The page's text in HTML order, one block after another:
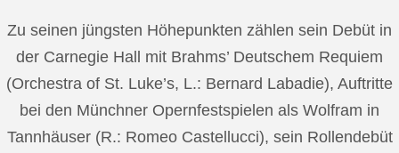
Zu seinen jüngsten Höhepunkten zählen sein Debüt in
der Carnegie Hall mit Brahms’ Deutschem Requiem
(Orchestra of St. Luke’s, L.: Bernard Labadie), Auftritte
bei den Münchner Opernfestspielen als Wolfram in
Tannhäuser (R.: Romeo Castellucci), sein Rollendebüt